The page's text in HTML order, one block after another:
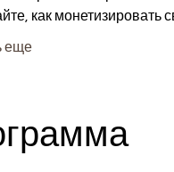
как монетизировать
еще